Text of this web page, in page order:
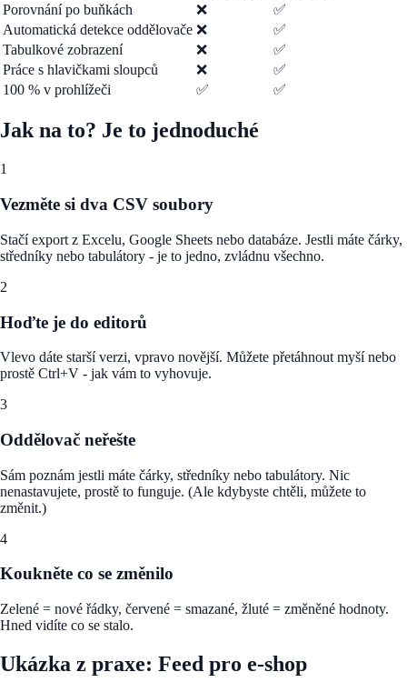
Porovnání po buňkách
❌
✅
Automatická detekce oddělovače ❌
✅
Tabulkové zobrazení
❌
✅
Práce s hlavičkami sloupců
❌
✅
100 % v prohlížeči
✅ ✅
Jak na to? Je to jednoduché
1
Vezměte si dva CSV soubory
Stačí export z Excelu, Google Sheets nebo databáze. Jestli máte čárky,
středníky nebo tabulátory - je to jedno, zvládnu všechno.
2
Hoďte je do editorů
Vlevo dáte starší verzi, vpravo novější. Můžete přetáhnout myší nebo
prostě Ctrl+V - jak vám to vyhovuje.
3
Oddělovač neřešte
Sám poznám jestli máte čárky, středníky nebo tabulátory. Nic
nenastavujete, prostě to funguje. (Ale kdybyste chtěli, můžete to
změnit.)
4
Koukněte co se změnilo
Zelené = nové řádky, červené = smazané, žluté = změněné hodnoty.
Hned vidíte co se stalo.
Ukázka z praxe: Feed pro e-shop